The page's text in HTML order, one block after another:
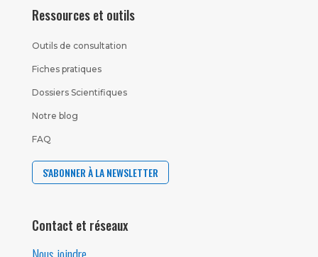
Ressources et outils
Outils de consultation
Fiches pratiques
Dossiers Scientifiques
Notre blog
FAQ
S'ABONNER À LA NEWSLETTER
Contact et réseaux